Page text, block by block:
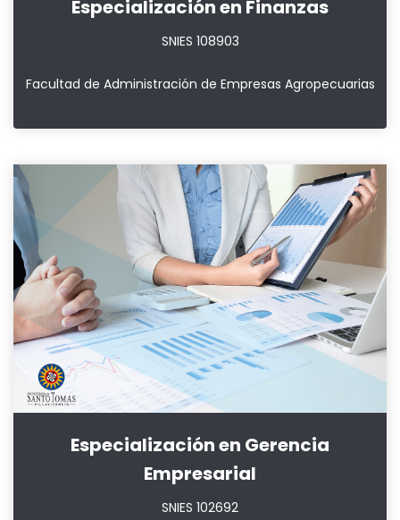
Especialización en Finanzas
SNIES 108903
Facultad de Administración de Empresas Agropecuarias
Especialización en Gerencia
Empresarial
SNIES 102692